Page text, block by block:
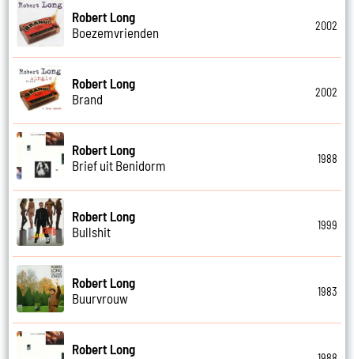
Robert Long
Boezemvrienden
2002
Robert Long
Brand
2002
Robert Long
Brief uit Benidorm
1988
Robert Long
Bullshit
1999
Robert Long
Buurvrouw
1983
Robert Long